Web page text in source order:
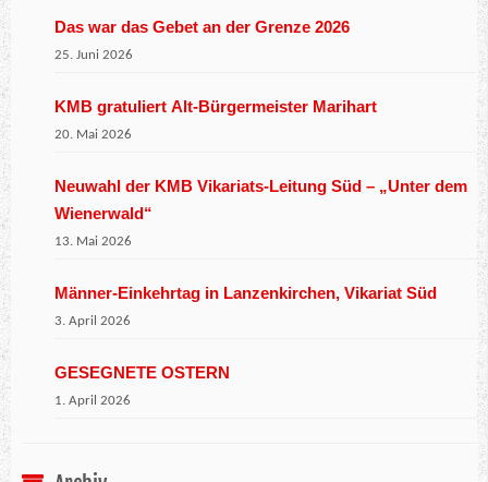
Das war das Gebet an der Grenze 2026
25. Juni 2026
KMB gratuliert Alt-Bürgermeister Marihart
20. Mai 2026
Neuwahl der KMB Vikariats-Leitung Süd – „Unter dem
Wienerwald“
13. Mai 2026
Männer-Einkehrtag in Lanzenkirchen, Vikariat Süd
3. April 2026
GESEGNETE OSTERN
1. April 2026